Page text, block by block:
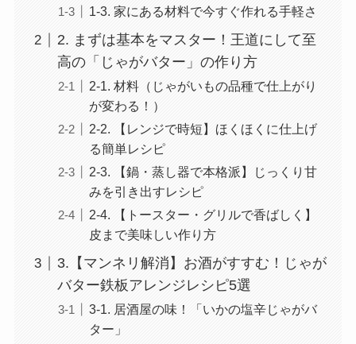
1-3. 家にある材料で今すぐ作れる手軽さ
2. まずは基本をマスター！王道にして至
高の「じゃがバター」の作り方
2-1. 材料（じゃがいもの品種で仕上がり
が変わる！）
2-2. 【レンジで時短】ほくほくに仕上げ
る簡単レシピ
2-3. 【鍋・蒸し器で本格派】じっくり甘
みを引き出すレシピ
2-4. 【トースター・グリルで香ばしく】
皮まで美味しい作り方
3.【マンネリ解消】お酒がすすむ！じゃが
バター鉄板アレンジレシピ5選
3-1. 居酒屋の味！「いかの塩辛じゃがバ
ター」